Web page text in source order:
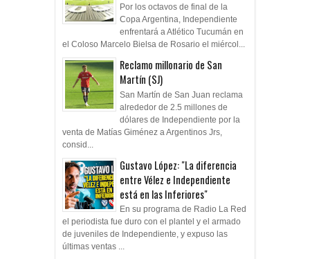
Por los octavos de final de la
Copa Argentina, Independiente
enfrentará a Atlético Tucumán en
el Coloso Marcelo Bielsa de Rosario el miércol...
Reclamo millonario de San
Martín (SJ)
San Martín de San Juan reclama
alrededor de 2.5 millones de
dólares de Independiente por la
venta de Matías Giménez a Argentinos Jrs,
consid...
Gustavo López: "La diferencia
entre Vélez e Independiente
está en las Inferiores"
En su programa de Radio La Red
el periodista fue duro con el plantel y el armado
de juveniles de Independiente, y expuso las
últimas ventas ...